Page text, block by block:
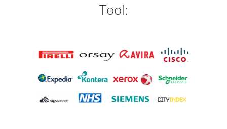
Tool: